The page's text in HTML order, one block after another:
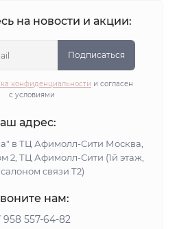
на новости и акции:
Подписаться
конфиденциальности и согласен
с условиями
адрес:
в ТЦ Афимолл-Сити Москва,
2, ТЦ Афимолл-Сити (1й этаж,
связи Т2)
нам:
958 557-64-82